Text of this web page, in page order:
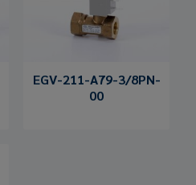
EGV-211-A79-3/8PN-
00